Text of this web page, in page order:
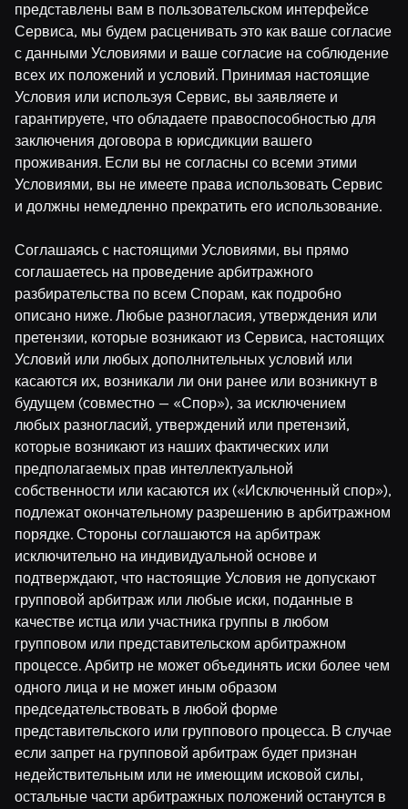
представлены вам в пользовательском интерфейсе
Сервиса, мы будем расценивать это как ваше согласие
с данными Условиями и ваше согласие на соблюдение
всех их положений и условий. Принимая настоящие
Условия или используя Сервис, вы заявляете и
гарантируете, что обладаете правоспособностью для
заключения договора в юрисдикции вашего
проживания. Если вы не согласны со всеми этими
Условиями, вы не имеете права использовать Сервис
и должны немедленно прекратить его использование.
Соглашаясь с настоящими Условиями, вы прямо
соглашаетесь на проведение арбитражного
разбирательства по всем Спорам, как подробно
описано ниже. Любые разногласия, утверждения или
претензии, которые возникают из Сервиса, настоящих
Условий или любых дополнительных условий или
касаются их, возникали ли они ранее или возникнут в
будущем (совместно — «Спор»), за исключением
любых разногласий, утверждений или претензий,
которые возникают из наших фактических или
предполагаемых прав интеллектуальной
собственности или касаются их («Исключенный спор»),
подлежат окончательному разрешению в арбитражном
порядке. Стороны соглашаются на арбитраж
исключительно на индивидуальной основе и
подтверждают, что настоящие Условия не допускают
групповой арбитраж или любые иски, поданные в
качестве истца или участника группы в любом
групповом или представительском арбитражном
процессе. Арбитр не может объединять иски более чем
одного лица и не может иным образом
председательствовать в любой форме
представительского или группового процесса. В случае
если запрет на групповой арбитраж будет признан
недействительным или не имеющим исковой силы,
остальные части арбитражных положений останутся в